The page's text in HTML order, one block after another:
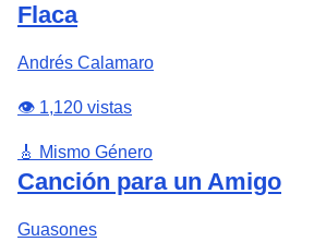
Flaca
Andrés Calamaro
👁️ 1,120 vistas
🎸 Mismo Género
Canción para un Amigo
Guasones